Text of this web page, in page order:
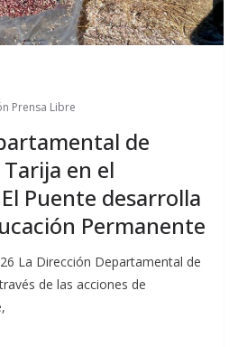
Prensa Libre
de
en el
Puente desarrolla
Permanente
La Dirección Departamental de
de las acciones de